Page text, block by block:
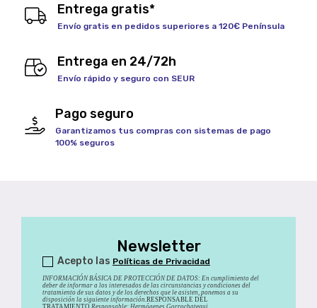
Entrega gratis*
Envío gratis en pedidos superiores a 120€ Península
Entrega en 24/72h
Envío rápido y seguro con SEUR
Pago seguro
Garantizamos tus compras con sistemas de pago
100% seguros
Newsletter
Acepto las Políticas de Privacidad
INFORMACIÓN BÁSICA DE PROTECCIÓN DE DATOS: En cumplimiento del
deber de informar a los interesados de las circunstancias y condiciones del
tratamiento de sus datos y de los derechos que le asisten, ponemos a su
disposición la siguiente información. RESPONSABLE DEL
TRATAMIENTO Responsable: Hermógenes Gorrochategui